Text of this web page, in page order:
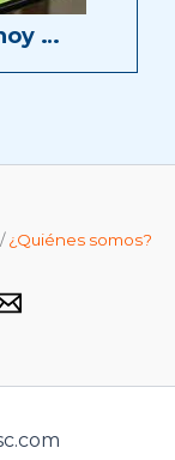
…
/¿Quiénes somos?